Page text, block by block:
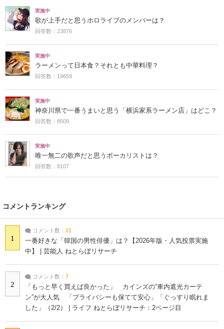
実施中
歌が上手だと思うホロライブのメンバーは？
回答数：23876
実施中
ラーメンって日本食？それとも中華料理？
回答数：19659
実施中
神奈川県で一番うまいと思う「横浜家系ラーメン店」はどこ？
回答数：8509
実施中
唯一無二の歌声だと思うボーカリストは？
回答数：8107
コメントランキング
1
コメント数： 21
一番好きな「韓国の男性俳優」は？【2026年版・人気投票実施
中】 | 芸能人 ねとらぼリサーチ
2
コメント数： 7
「もっと早く買えば良かった」 カインズの“車内遮光カーテ
ン”が大人気 「プライバシーも保てて安心」「ぐっすり眠れま
した」（2/2） | ライフ ねとらぼリサーチ：2ページ目